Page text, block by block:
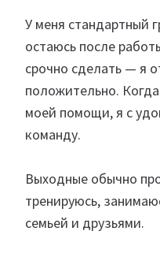
У меня стандартный
остаюсь после
срочно сделать — я
положительно.
моей помощи, я с
команду.
Выходные обычно
тренируюсь,
семьей и друзьями.